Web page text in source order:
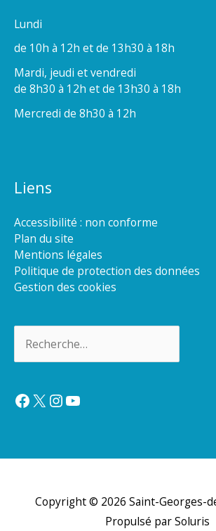
Lundi
de 10h à 12h et de 13h30 à 18h
Mardi, jeudi et vendredi
de 8h30 à 12h et de 13h30 à 18h
Mercredi de 8h30 à 12h
Liens
Accessibilité : non conforme
Plan du site
Mentions légales
Politique de protection des données
Gestion des cookies
Facebook
X Instagram
YouTube
Copyright © 2026 Saint-Georges-
Propulsé par Soluris